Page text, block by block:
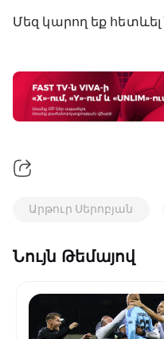
Մեզ կարող եք
Արթուր Սերոբյան
Նույն Թեմայով